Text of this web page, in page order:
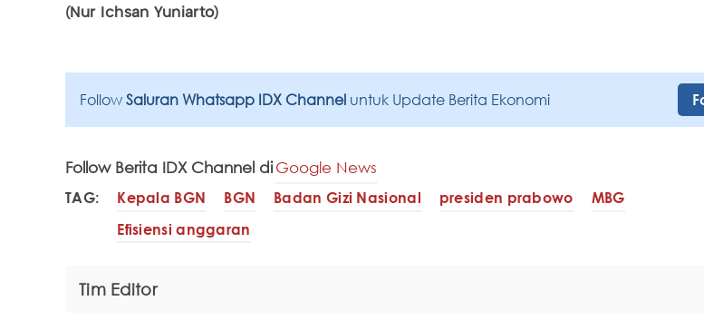
(Nur Ichsan Yuniarto)
Follow Saluran Whatsapp IDX Channel untuk Update Berita Ekonomi
Follow Berita IDX Channel diGoogle News
TAG: Kepala BGN BGN Badan Gizi Nasional presiden prabowo
MBG
Efisiensi anggaran
Tim Editor